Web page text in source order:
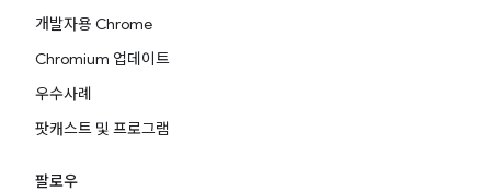
개발자용 Chrome
Chromium 업데이트
우수사례
팟캐스트 및 프로그램
팔로우